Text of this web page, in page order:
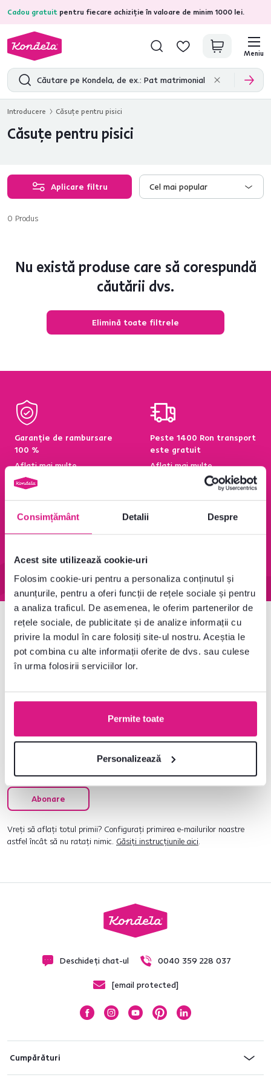
Consimțământ Detalii Despre
Acest site utilizează cookie-uri
Folosim cookie-uri pentru a personaliza conținutul și
anunțurile, pentru a oferi funcții de rețele sociale și pentru
a analiza traficul. De asemenea, le oferim partenerilor de
rețele sociale, de publicitate și de analize informații cu
privire la modul în care folosiți site-ul nostru. Aceștia le
pot combina cu alte informații oferite de dvs. sau culese
în urma folosirii serviciilor lor.
Permite toate
Personalizează
Cadou gratuit pentru fiecare achiziție în valoare de minim 1000 lei.
4,7 31.375recenzii de produs verificate
Meniu
Introducere Căsuţe pentru pisici
Căsuţe pentru pisici
Aplicare filtru Cel mai popular
0 Produs
Nu există produse care să corespundă
căutării dvs.
Elimină toate filtrele
Garanție de rambursare
100 %
Aflați mai multe
Peste 1400 Ron transport
este gratuit
Aflați mai multe
Aflați mai multe
Newsletter
Abonați-vă și obțineți o reducere de bun venit de
Sunt de acord să-mi trimiteți un buletin
informativ regulat la adresa specificată. *
Abonare
Vreți să aflați totul primii? Configurați primirea e-mailurilor noastre
astfel încât să nu ratați nimic. Găsiți instrucțiunile aici.
Deschideți chat-ul 0040 359 228 037
[email protected]
Cumpărături